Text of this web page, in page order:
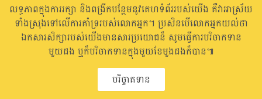
លទ្ធភាពក្នុងការរក្សា និងពង្រីកបន្ថែមនូវគេហទំព័ររបស់យើង គឺវាអាស្រ័យ
ទាំងស្រុងទៅលើការគាំទ្ររបស់លោកអ្នក។ ប្រសិនបើលោកអ្នកយល់ថា
ឯកសារសិក្សារបស់យើងមានសារប្រយោជន៏ សូមធ្វើការបរិចាកទាន
មួយដង ឬក៏បរិចាកទានក្នុងមួយខែមួងដងក៏បាន៕
បរិច្ចាគទាន